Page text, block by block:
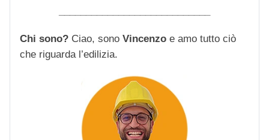
Chi sono? Ciao, sono Vincenzo e amo tutto ciò
che riguarda l’edilizia.